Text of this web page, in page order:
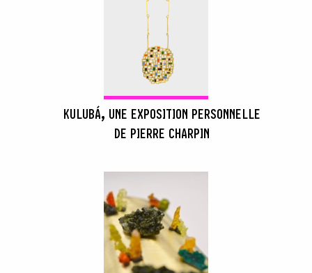
KULUBÁ, UNE EXPOSITION PERSONNELLE
DE PIERRE CHARPIN